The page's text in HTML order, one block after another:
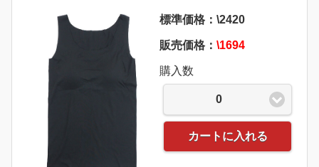
標準価格：\2420
販売価格： \1694
購入数
0
カートに入れる